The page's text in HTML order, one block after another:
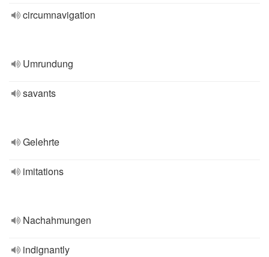
circumnavigation
Umrundung
savants
Gelehrte
imitations
Nachahmungen
indignantly